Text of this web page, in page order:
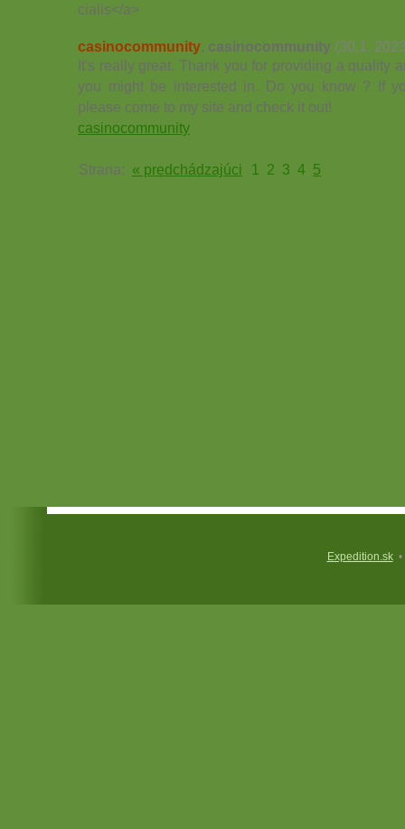
cialis</a>
casinocommunity, casinocommunity (30.1.
It's really great. Thank you for providing a quality
you might be interested in. Do you know ? If
please come to my site and check it out!
casinocommunity
Strana: « predchádzajúci 1 2 3 4 5
Expedition.sk